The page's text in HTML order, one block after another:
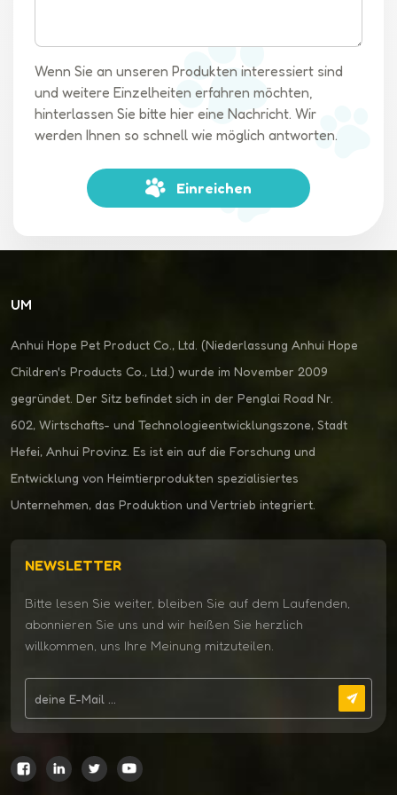
mit vielen Details, das One-Touch-Faltsystem und der
Großhandelspreis machen es zu einer ausgezeichneten Wahl.
Geben Sie sich nicht mit weniger zufrieden, wenn es um den
Komfort und die Sicherheit Ihres Haustiers geht. Wählen Sie
gemeinsam auf unvergessliche Reisen!
Wenn Sie an unseren Produkten interessiert sind
und weitere Einzelheiten erfahren möchten,
hinterlassen Sie bitte hier eine Nachricht. Wir
werden Ihnen so schnell wie möglich antworten.
Einreichen
UM
Anhui Hope Pet Product Co., Ltd. (Niederlassung Anhui Hope
Children's Products Co., Ltd.) wurde im November 2009
gegründet. Der Sitz befindet sich in der Penglai Road Nr.
602, Wirtschafts- und Technologieentwicklungszone, Stadt
Hefei, Anhui Provinz. Es ist ein auf die Forschung und
Entwicklung von Heimtierprodukten spezialisiertes
Unternehmen, das Produktion und Vertrieb integriert.
NEWSLETTER
Bitte lesen Sie weiter, bleiben Sie auf dem Laufenden,
abonnieren Sie uns und wir heißen Sie herzlich
willkommen, uns Ihre Meinung mitzuteilen.